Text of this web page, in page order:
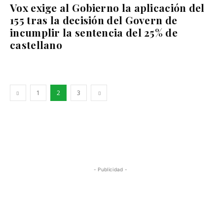
Vox exige al Gobierno la aplicación del
155 tras la decisión del Govern de
incumplir la sentencia del 25% de
castellano
1 2 3
- Publicidad -